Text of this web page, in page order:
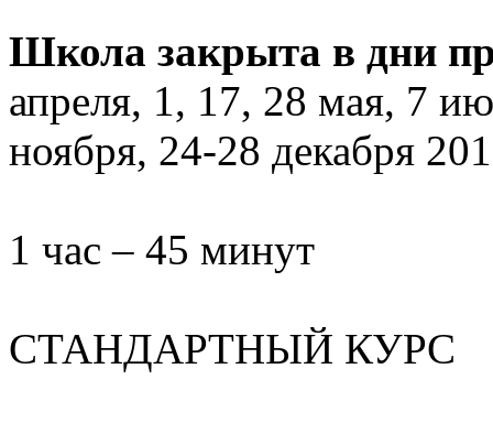
Школа закрыта в дни
апреля, 1, 17, 28 мая, 7
ноября, 24-28 декабря
1 час – 45 минут
СТАНДАРТНЫЙ КУРС